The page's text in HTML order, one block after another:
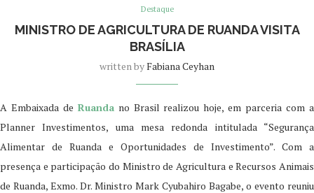
Destaque
MINISTRO DE AGRICULTURA DE RUANDA VISITA
BRASÍLIA
written byFabiana Ceyhan
A Embaixada de Ruandano Brasil realizou hoje, em parceria com a
Planner Investimentos, uma mesa redonda intitulada “Segurança
Alimentar de Ruanda e Oportunidades de Investimento”. Com a
presença e participação do Ministro de Agricultura e Recursos Animais
de Ruanda, Exmo. Dr. Ministro Mark Cyubahiro Bagabe, o evento reuniu